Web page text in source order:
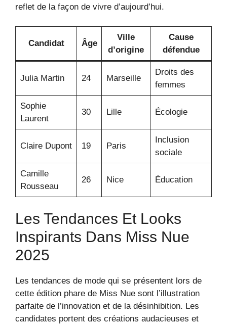
reflet de la façon de vivre d’aujourd’hui.
Candidat Âge
Ville
d’origine
Cause
défendue
Julia Martin 24 Marseille
Droits des
femmes
Sophie
Laurent
30 Lille Écologie
Claire Dupont 19 Paris
Inclusion
sociale
Camille
Rousseau
26 Nice Éducation
Les Tendances Et Looks
Inspirants Dans Miss Nue
2025
Les tendances de mode qui se présentent lors de
cette édition phare de Miss Nue sont l’illustration
parfaite de l’innovation et de la désinhibition. Les
candidates portent des créations audacieuses et